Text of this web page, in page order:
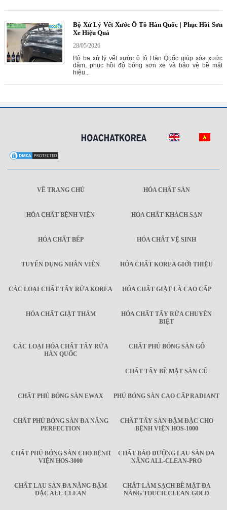
Bộ Xử Lý Vết Xước Ô Tô Hàn Quốc | Phục Hồi Sơn
Xe Hiệu Quả
28/05/2026
Bộ ba xử lý vết xước ô tô Hàn Quốc giúp xóa xước
dăm, phục hồi độ bóng sơn xe và bảo vệ bề mặt
hiệu...
VỀ TRANG CHỦ HÓA CHẤT SÀN
HÓA CHẤT BỆNH VIỆN HÓA CHẤT KHÁCH SẠN
HÓA CHẤT BẾP HÓA CHẤT VỆ SINH
TUYỂN DỤNG NHÂN VIÊN HÓA CHẤT KOREA GIỚI THIỆU
CÁC LOẠI CHẤT TẨY RỬA KOREA HÓA CHẤT GIẶT LÀ CAO CẤP
HÓA CHẤT GIẶT THẢM
HÓA CHẤT TẨY RỬA CHUYÊN
BIỆT
CÁC LOẠI HÓA CHẤT TẨY RỬA
HÀN QUỐC
CHẤT PHỦ BÓNG SÀN GỖ
CHẤT TẨY BỀ MẶT SÀN CŨ
CHẤT PHỦ BÓNG SÀN EWAX PHỦ BÓNG SÀN CAO CẤP RADIANT
CHẤT PHỦ BÓNG SÀN ĐA NĂNG
PERFECTION
CHẤT TẨY SÀN ĐẬM ĐẶC CHO
BỆNH VIỆN HOS-1000
CHẤT PHỦ BÓNG SÀN CHO BỆNH
VIỆN HOS-3000
CHẤT BẢO DƯỠNG LAU SÀN ĐA
NĂNG ALL-CLEAN-PRO
CHẤT LAU SÀN ĐA NĂNG ĐẬM
ĐẶC ALL-CLEAN
CHẤT LÀM SẠCH BỀ MẶT ĐA
NĂNG TOUCH-CLEAN-GOLD